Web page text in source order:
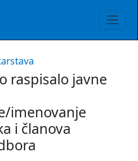
raspisalo javne
imenovanje
i članova